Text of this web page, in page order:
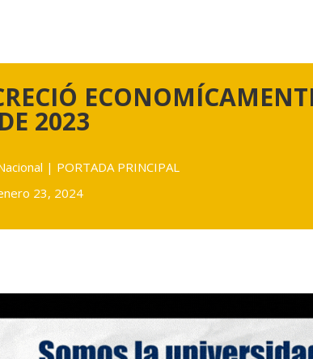
2023
| PORTADA PRINCIPAL
23, 2024